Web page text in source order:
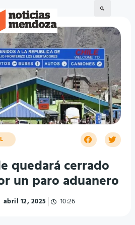
quedará cerrado
un paro aduanero
abril 12, 2025 10:26